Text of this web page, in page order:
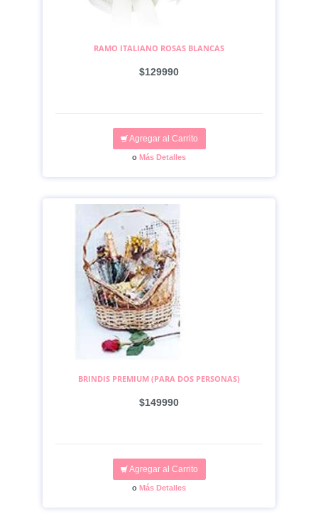
RAMO ITALIANO ROSAS BLANCAS
$129990
Agregar al Carrito
o Más Detalles
BRINDIS PREMIUM (PARA DOS PERSONAS)
$149990
Agregar al Carrito
o Más Detalles